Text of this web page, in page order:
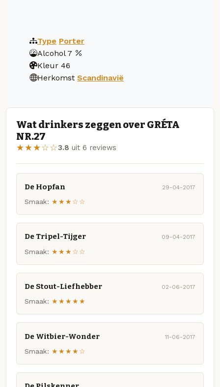
Type Porter
Alcohol 7
Kleur 46
Herkomst Scandinavië
Wat drinkers zeggen over GRÉTA
NR.27
★★★☆☆3.8 uit 6 reviews
De Hopfan 29-04-2017
Smaak: ★★★☆☆
De Tripel-Tijger 09-04-2017
Smaak: ★★★☆☆
De Stout-Liefhebber 02-06-2017
Smaak: ★★★★★
De Witbier-Wonder 11-06-2017
Smaak: ★★★★☆